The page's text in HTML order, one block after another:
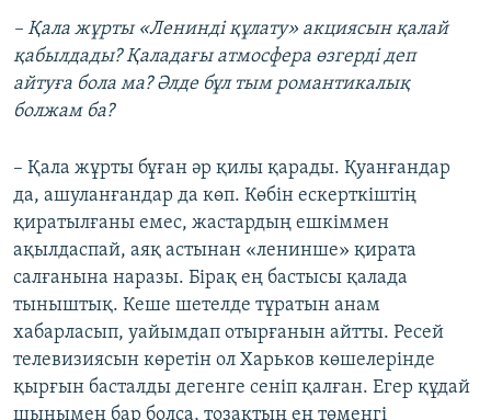
– Қала жұрты «Ленинді құлату» акциясын қалай
қабылдады? Қаладағы атмосфера өзгерді деп
айтуға бола ма? Әлде бұл тым романтикалық
болжам ба?
– Қала жұрты бұған әр қилы қарады. Қуанғандар
да, ашуланғандар да көп. Көбін ескерткіштің
қиратылғаны емес, жастардың ешкіммен
ақылдаспай, аяқ астынан «ленинше» қирата
салғанына наразы. Бірақ ең бастысы қалада
тыныштық. Кеше шетелде тұратын анам
хабарласып, уайымдап отырғанын айтты. Ресей
телевизиясын көретін ол Харьков көшелерінде
қырғын басталды дегенге сеніп қалған. Егер құдай
шынымен бар болса, тозақтың ең төменгі